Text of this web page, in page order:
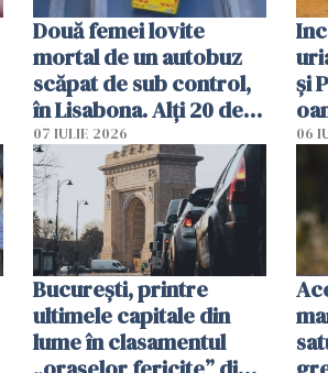
Două femei lovite
mortal de un autobuz
scăpat de sub control,
în Lisabona. Alți 20 de
oameni sunt răniți
07 IULIE 2026
și
06
București, printre
ultimele capitale din
lume în clasamentul